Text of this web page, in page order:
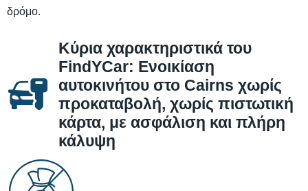
δρόμο.
Κύρια χαρακτηριστικά του
FindYCar: Ενοικίαση
αυτοκινήτου στο Cairns χωρίς
προκαταβολή, χωρίς πιστωτική
κάρτα, με ασφάλιση και πλήρη
κάλυψη